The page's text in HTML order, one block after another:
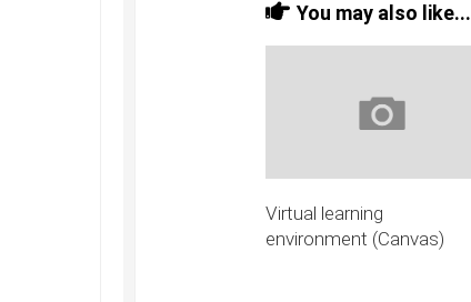
You may also like...
Virtual learning
environment (Canvas)